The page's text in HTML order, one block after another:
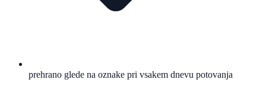
prehrano glede na oznake pri vsakem dnevu potovanja